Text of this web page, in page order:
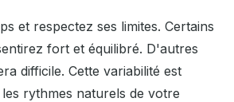
et respectez ses limites. Certains
fort et équilibré. D'autres
difficile. Cette variabilité est
rythmes naturels de votre